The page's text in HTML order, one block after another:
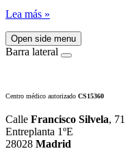
Lea más »
Open side menu
Barra lateral
Centro médico autorizado CS15360
Calle Francisco Silvela, 71
Entreplanta 1ºE
28028 Madrid